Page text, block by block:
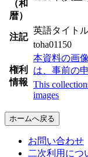
（和
暦）
注記
英語タイト
toha01150
権利
情報
本資料の画
は、事前の
This
images
ホームへ戻る
お問い合わせ
二次利用につ